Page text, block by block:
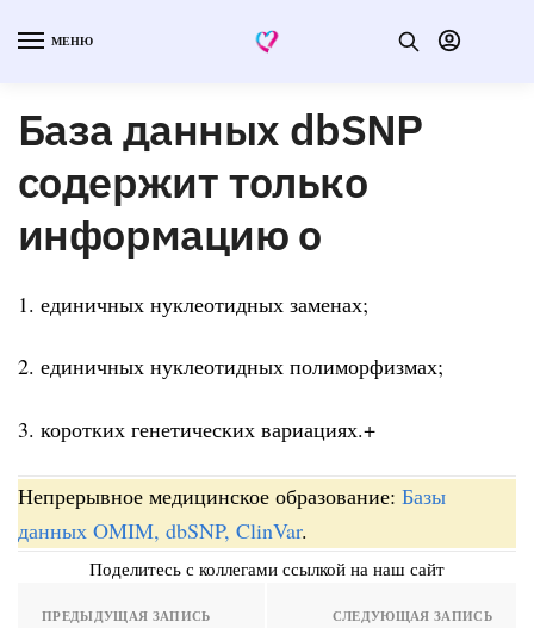
МЕНЮ
База данных dbSNP
содержит только
информацию о
1. единичных нуклеотидных заменах;
2. единичных нуклеотидных полиморфизмах;
3. коротких генетических вариациях.+
Непрерывное медицинское образование: Базы
данных OMIM, dbSNP, ClinVar.
Поделитесь с коллегами ссылкой на наш сайт
ПРЕДЫДУЩАЯ ЗАПИСЬ СЛЕДУЮЩАЯ ЗАПИСЬ